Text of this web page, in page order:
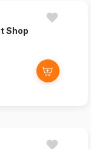
Shop